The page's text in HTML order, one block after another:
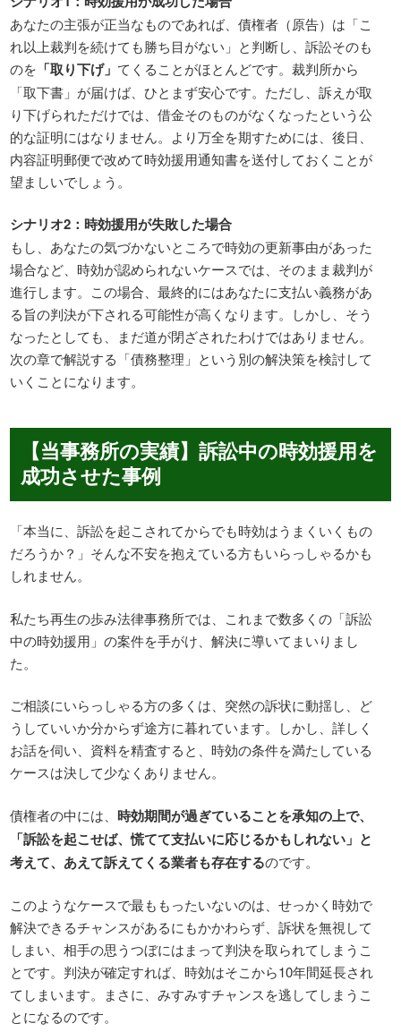
あなたの主張が正当なものであれば、債権者（原告）は「こ
れ以上裁判を続けても勝ち目がない」と判断し、訴訟そのも
のを 「取り下げ」てくることがほとんどです。裁判所から
「取下書」が届けば、ひとまず安心です。ただし、訴えが取
り下げられただけでは、借金そのものがなくなったという公
的な証明にはなりません。より万全を期すためには、後日、
内容証明郵便で改めて時効援用通知書を送付しておくことが
望ましいでしょう。
シナリオ2：時効援用が失敗した場合
もし、あなたの気づかないところで時効の更新事由があった
場合など、時効が認められないケースでは、そのまま裁判が
進行します。この場合、最終的にはあなたに支払い義務があ
る旨の判決が下される可能性が高くなります。しかし、そう
なったとしても、まだ道が閉ざされたわけではありません。
次の章で解説する「債務整理」という別の解決策を検討して
いくことになります。
【当事務所の実績】訴訟中の時効援用を
成功させた事例
「本当に、訴訟を起こされてからでも時効はうまくいくもの
だろうか？」そんな不安を抱えている方もいらっしゃるかも
しれません。
私たち再生の歩み法律事務所では、これまで数多くの「訴訟
中の時効援用」の案件を手がけ、解決に導いてまいりまし
た。
ご相談にいらっしゃる方の多くは、突然の訴状に動揺し、ど
うしていいか分からず途方に暮れています。しかし、詳しく
お話を伺い、資料を精査すると、時効の条件を満たしている
ケースは決して少なくありません。
債権者の中には、時効期間が過ぎていることを承知の上で、
「訴訟を起こせば、慌てて支払いに応じるかもしれない」と
考えて、あえて訴えてくる業者も存在するのです。
このようなケースで最ももったいないのは、せっかく時効で
解決できるチャンスがあるにもかかわらず、訴状を無視して
しまい、相手の思うつぼにはまって判決を取られてしまうこ
とです。判決が確定すれば、時効はそこから10年間延長され
てしまいます。まさに、みすみすチャンスを逃してしまうこ
とになるのです。